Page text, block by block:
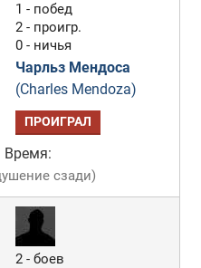
1 - побед
2 - проигр.
0 - ничья
Чарльз Мендоса
(Charles Mendoza)
ПРОИГРАЛ
Время:
сзади)
2 - боев